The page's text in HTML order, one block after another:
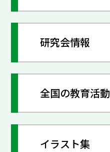
研究会情報
全国の教育活動
イラスト集